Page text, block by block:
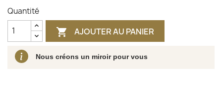
Quantité
 AJOUTER AU PANIER
Nous créons un miroir pour vous